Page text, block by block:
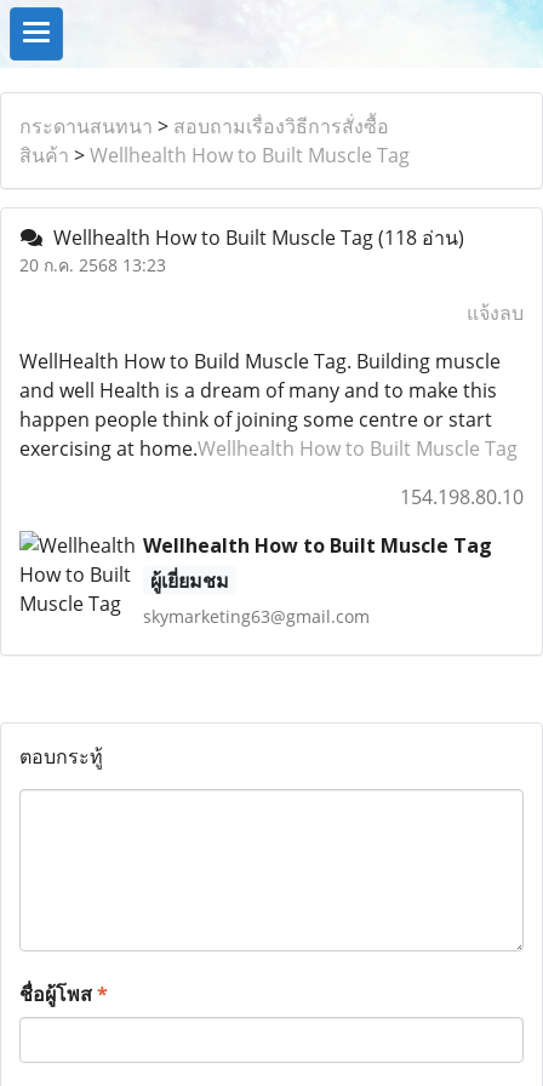
กระดานสนทนา > สอบถามเรื่องวิธีการสั่งซื้อ
สินค้า >Wellhealth How to Built Muscle Tag
Wellhealth How to Built Muscle Tag(118 อ่าน)
20 ก.ค. 2568 13:23
แจ้งลบ
WellHealth How to Build Muscle Tag. Building muscle
and well Health is a dream of many and to make this
happen people think of joining some centre or start
exercising at home.Wellhealth How to Built Muscle Tag
154.198.80.10
Wellhealth How to Built Muscle Tag
ผู้เยี่ยมชม
skymarketing63@gmail.com
ตอบกระทู้
ชื่อผู้โพส*